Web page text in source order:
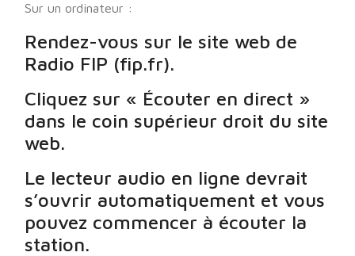
Sur un ordinateur :
Rendez-vous sur le site web de
Radio FIP (fip.fr).
Cliquez sur « Écouter en direct »
dans le coin supérieur droit du site
web.
Le lecteur audio en ligne devrait
s’ouvrir automatiquement et vous
pouvez commencer à écouter la
station.